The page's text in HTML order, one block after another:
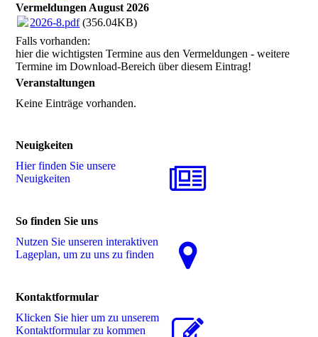
Vermeldungen August 2026
2026-8.pdf(356.04KB)
Falls vorhanden:
hier die wichtigsten Termine aus den Vermeldungen - weitere
Termine im Download-Bereich über diesem Eintrag!
Veranstaltungen
Keine Einträge vorhanden.
Neuigkeiten
Hier finden Sie unsere
Neuigkeiten
So finden Sie uns
Nutzen Sie unseren interaktiven
La­ge­plan, um zu uns zu finden
Kontaktformular
Klicken Sie hier um zu unserem
Kon­takt­for­mu­lar zu kommen